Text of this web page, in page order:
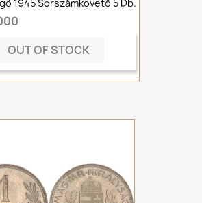
1945 Sorszámkövető 5 Db.
OUT OF STOCK